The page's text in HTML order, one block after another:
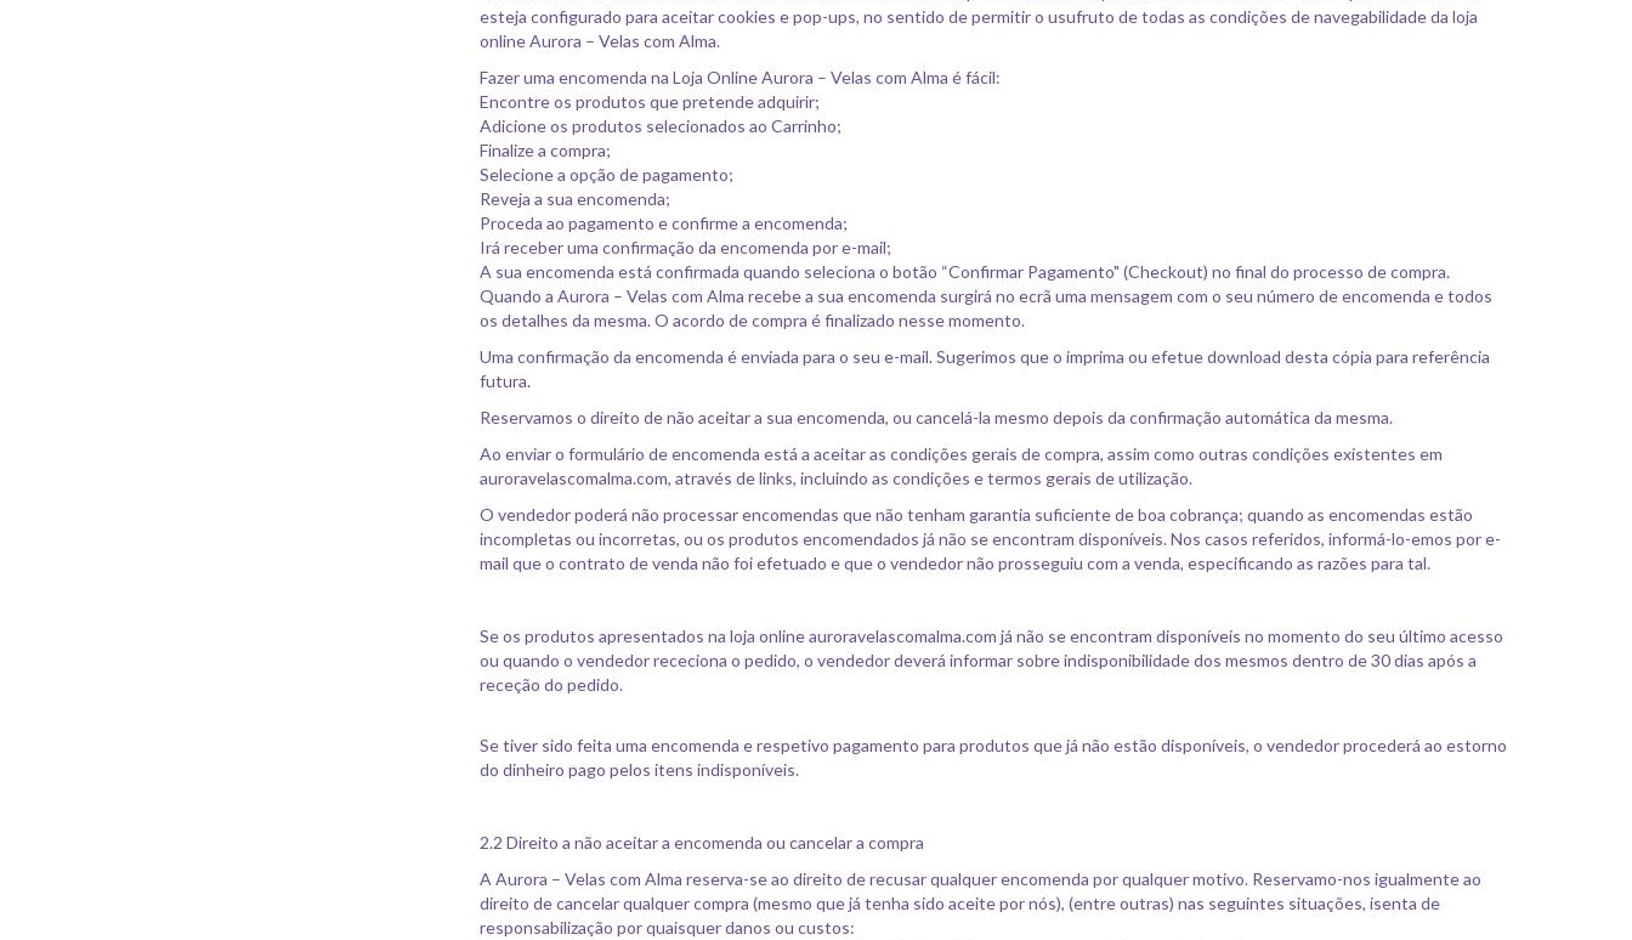
esteja configurado para aceitar cookies e pop-ups, no sentido de permitir o usufruto de todas as condições de navegabilidade da loja
online Aurora – Velas com Alma.
Fazer uma encomenda na Loja Online Aurora – Velas com Alma é fácil:
Encontre os produtos que pretende adquirir;
Adicione os produtos selecionados ao Carrinho;
Finalize a compra;
Selecione a opção de pagamento;
Reveja a sua encomenda;
Proceda ao pagamento e confirme a encomenda;
Irá receber uma confirmação da encomenda por e-mail;
A sua encomenda está confirmada quando seleciona o botão “Confirmar Pagamento" (Checkout) no final do processo de compra.
Quando a Aurora – Velas com Alma recebe a sua encomenda surgirá no ecrã uma mensagem com o seu número de encomenda e todos
os detalhes da mesma. O acordo de compra é finalizado nesse momento.
Uma confirmação da encomenda é enviada para o seu e-mail. Sugerimos que o imprima ou efetue download desta cópia para referência
futura.
Reservamos o direito de não aceitar a sua encomenda, ou cancelá-la mesmo depois da confirmação automática da mesma.
Ao enviar o formulário de encomenda está a aceitar as condições gerais de compra, assim como outras condições existentes em
auroravelascomalma.com, através de links, incluindo as condições e termos gerais de utilização.
O vendedor poderá não processar encomendas que não tenham garantia suficiente de boa cobrança; quando as encomendas estão
incompletas ou incorretas, ou os produtos encomendados já não se encontram disponíveis. Nos casos referidos, informá-lo-emos por e-
mail que o contrato de venda não foi efetuado e que o vendedor não prosseguiu com a venda, especificando as razões para tal.
Se os produtos apresentados na loja online auroravelascomalma.com já não se encontram disponíveis no momento do seu último acesso
ou quando o vendedor receciona o pedido, o vendedor deverá informar sobre indisponibilidade dos mesmos dentro de 30 dias após a
receção do pedido.
Se tiver sido feita uma encomenda e respetivo pagamento para produtos que já não estão disponíveis, o vendedor procederá ao estorno
do dinheiro pago pelos itens indisponíveis.
2.2 Direito a não aceitar a encomenda ou cancelar a compra
A Aurora – Velas com Alma reserva-se ao direito de recusar qualquer encomenda por qualquer motivo. Reservamo-nos igualmente ao
direito de cancelar qualquer compra (mesmo que já tenha sido aceite por nós), (entre outras) nas seguintes situações, isenta de
responsabilização por quaisquer danos ou custos: